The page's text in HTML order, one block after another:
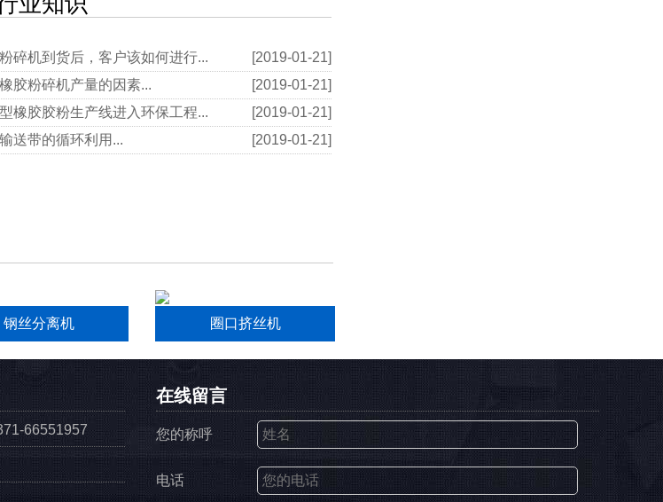
碎机到货后，客户该如何进行...
[2019-01-21]
胶粉碎机产量的因素...
[2019-01-21]
橡胶胶粉生产线进入环保工程...
[2019-01-21]
送带的循环利用...
[2019-01-21]
钢丝分离机 圈口挤丝机
66551957
在线留言
您的称呼
电话